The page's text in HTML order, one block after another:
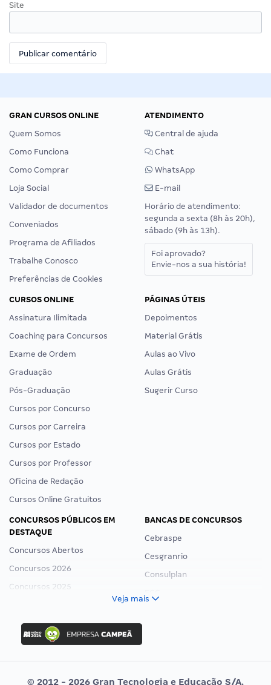
Site
GRAN CURSOS ONLINE
Quem Somos
Como Funciona
Como Comprar
Loja Social
Validador de documentos
Conveniados
Programa de Afiliados
Trabalhe Conosco
Preferências de Cookies
ATENDIMENTO
Central de ajuda
Chat
WhatsApp
E-mail
Horário de atendimento:
segunda a sexta (8h às 20h),
sábado (9h às 13h).
Foi aprovado?
Envie-nos a sua história!
CURSOS ONLINE
Assinatura Ilimitada
Coaching para Concursos
Exame de Ordem
Graduação
Pós-Graduação
Cursos por Concurso
Cursos por Carreira
Cursos por Estado
Cursos por Professor
Oficina de Redação
Cursos Online Gratuitos
PÁGINAS ÚTEIS
Depoimentos
Material Grátis
Aulas ao Vivo
Aulas Grátis
Sugerir Curso
CONCURSOS PÚBLICOS EM
DESTAQUE
Concursos Abertos
Concursos 2026
Concursos 2025
Concurso Ibama
Concurso MPU
Editais publicados
BANCAS DE CONCURSOS
Cebraspe
Cesgranrio
Consulplan
Veja mais
© 2012 - 2026 Gran Tecnologia e Educação S/A.